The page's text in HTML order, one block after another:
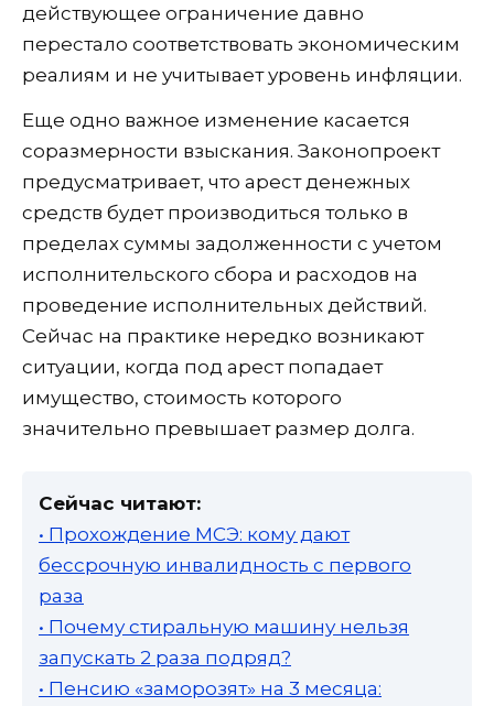
действующее ограничение давно
перестало соответствовать экономическим
реалиям и не учитывает уровень инфляции.
Еще одно важное изменение касается
соразмерности взыскания. Законопроект
предусматривает, что арест денежных
средств будет производиться только в
пределах суммы задолженности с учетом
исполнительского сбора и расходов на
проведение исполнительных действий.
Сейчас на практике нередко возникают
ситуации, когда под арест попадает
имущество, стоимость которого
значительно превышает размер долга.
Сейчас читают:
• Прохождение МСЭ: кому дают
бессрочную инвалидность с первого
раза
• Почему стиральную машину нельзя
запускать 2 раза подряд?
• Пенсию «заморозят» на 3 месяца: